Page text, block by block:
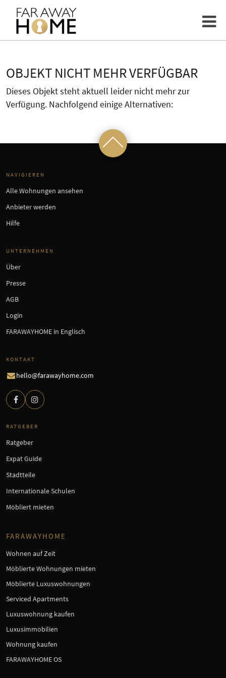
OBJEKT NICHT MEHR VERFÜGBAR
Dieses Objekt steht aktuell leider nicht mehr zur
Verfügung. Nachfolgend einige Alternativen:
NAVIGIEREN
Alle Wohnungen ansehen
Anbieter werden
Hilfe
UNTERNEHMEN
Über
Presse
AGB
Login
FARAWAYHOME in Englisch
KONTAKT
hello@farawayhome.com
RATGEBER
Ratgeber
Expat Guide
Stadtteile
Internationale Schulen
Möbliert mieten
FARAWAYHOME
Wohnen auf Zeit
Möblierte Wohnungen mieten
Möblierte Luxuswohnungen
Serviced Apartments
Luxuswohnung kaufen
Luxusimmobilien
Wohnung kaufen
FARAWAYHOME OS